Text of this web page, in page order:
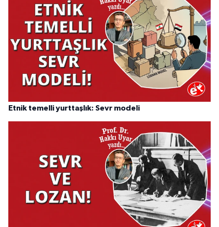
Etnik temelli yurttaşlık: Sevr modeli